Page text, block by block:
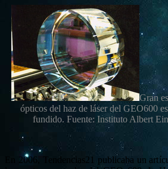
Gran
ópticos del haz de láser del GEO600
fundido. Fuente: Instituto Albert
En 2006, Tendencias21 publicaba un